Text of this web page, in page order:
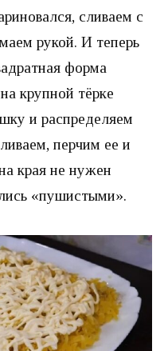
сливаем с
рукой. И теперь
форма
крупной тёрке
и распределяем
перчим ее и
края не нужен
«пушистыми».